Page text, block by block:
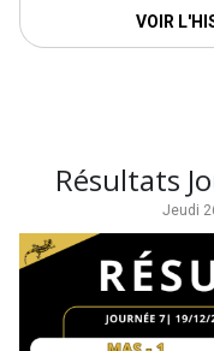
VOIR
Résultats
Jeudi